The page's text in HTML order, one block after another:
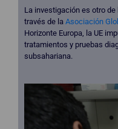
La investigación es otro
través de la Asociación
Horizonte Europa, la UE
tratamientos y pruebas
subsahariana.